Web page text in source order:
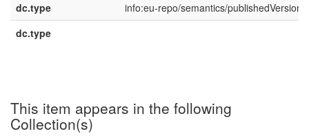
dc.type
info:eu-repo/semantics/publishedVersion
dc.type
This item appears in the following
Collection(s)